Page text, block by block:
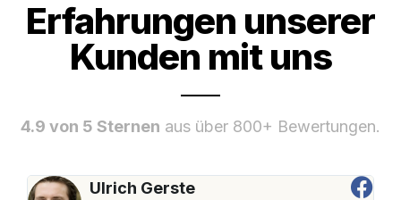
Erfahrungen unserer
Kunden mit uns
4.9 von 5 Sternen aus über 800+ Bewertungen.
Ulrich Gerste